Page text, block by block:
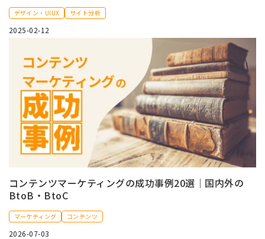
デザイン・UIUX サイト分析
2025-02-12
コンテンツマーケティングの成功事例20選｜国内外の
BtoB・BtoC
マーケティング コンテンツ
2026-07-03